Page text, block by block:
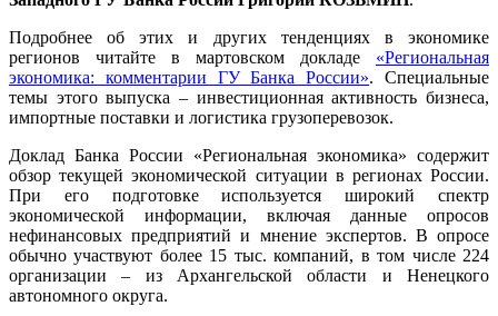
Подробнее об этих и других тенденциях в экономике
регионов читайте в мартовском докладе «Региональная
экономика: комментарии ГУ Банка России». Специальные
темы этого выпуска – инвестиционная активность бизнеса,
импортные поставки и логистика грузоперевозок.
Доклад Банка России «Региональная экономика» содержит
обзор текущей экономической ситуации в регионах России.
При его подготовке используется широкий спектр
экономической информации, включая данные опросов
нефинансовых предприятий и мнение экспертов. В опросе
обычно участвуют более 15 тыс. компаний, в том числе 224
организации – из Архангельской области и Ненецкого
автономного округа.